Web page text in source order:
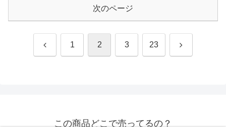
次のページ
前 1 2 3 23 次
この商品どこで売ってるの？